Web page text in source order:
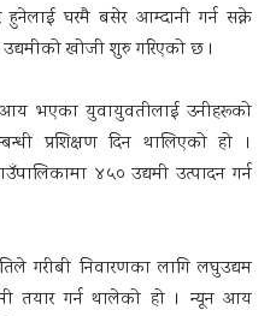
घरमै बसेर आम्दानी गर्न सक्ने
खोजी शुरु गरिएको छ ।
आय भएका युवायुवतीलाई उनीहरूको
प्रशिक्षण दिन थालिएको हो ।
४५० उद्यमी उत्पादन गर्न
गरीबी निवारणका लागि लघुउद्यम
तयार गर्न थालेको हो । न्यून आय